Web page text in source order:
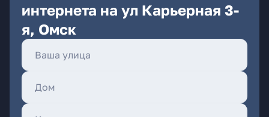
интернета на ул Карьерная 3-
я, Омск